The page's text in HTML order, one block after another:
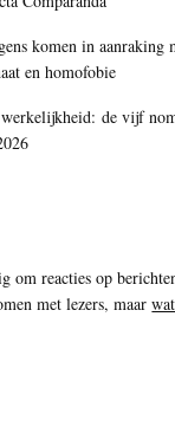
komen in aanraking
en homofobie
de vijf
om reacties op
met lezers, maar